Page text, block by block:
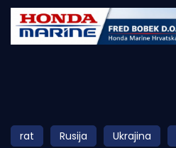
Početna
Obala
rat Rusija Ukrajina